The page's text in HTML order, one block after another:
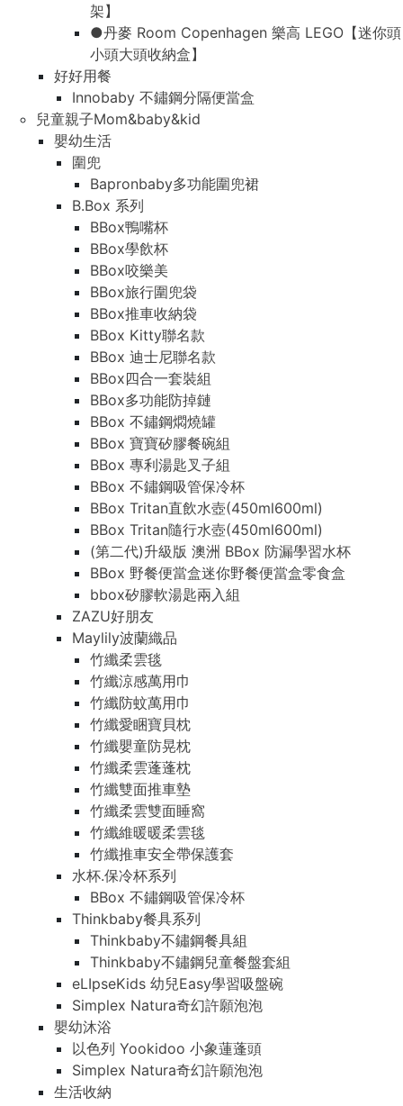
架】
●丹麥 Room Copenhagen 樂高 LEGO【迷你頭
小頭大頭收納盒】
好好用餐
Innobaby 不鏽鋼分隔便當盒
兒童親子Mom&baby&kid
嬰幼生活
圍兜
Bapronbaby多功能圍兜裙
B.Box 系列
BBox鴨嘴杯
BBox學飲杯
BBox咬樂美
BBox旅行圍兜袋
BBox推車收納袋
BBox Kitty聯名款
BBox 迪士尼聯名款
BBox四合一套裝組
BBox多功能防掉鏈
BBox 不鏽鋼燜燒罐
BBox 寶寶矽膠餐碗組
BBox 專利湯匙叉子組
BBox 不鏽鋼吸管保冷杯
BBox Tritan直飲水壺(450ml600ml)
BBox Tritan隨行水壺(450ml600ml)
(第二代)升級版 澳洲 BBox 防漏學習水杯
BBox 野餐便當盒迷你野餐便當盒零食盒
bbox矽膠軟湯匙兩入組
ZAZU好朋友
Maylily波蘭織品
竹纖柔雲毯
竹纖涼感萬用巾
竹纖防蚊萬用巾
竹纖愛睏寶貝枕
竹纖嬰童防晃枕
竹纖柔雲蓬蓬枕
竹纖雙面推車墊
竹纖柔雲雙面睡窩
竹纖維暖暖柔雲毯
竹纖推車安全帶保護套
水杯.保冷杯系列
BBox 不鏽鋼吸管保冷杯
Thinkbaby餐具系列
Thinkbaby不鏽鋼餐具組
Thinkbaby不鏽鋼兒童餐盤套組
eLIpseKids 幼兒Easy學習吸盤碗
Simplex Natura奇幻許願泡泡
嬰幼沐浴
以色列 Yookidoo 小象蓮蓬頭
Simplex Natura奇幻許願泡泡
生活收納